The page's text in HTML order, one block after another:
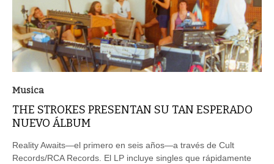
Musica
THE STROKES PRESENTAN SU TAN ESPERADO
NUEVO ÁLBUM
Reality Awaits—el primero en seis años—a través de Cult
Records/RCA Records. El LP incluye singles que rápidamente